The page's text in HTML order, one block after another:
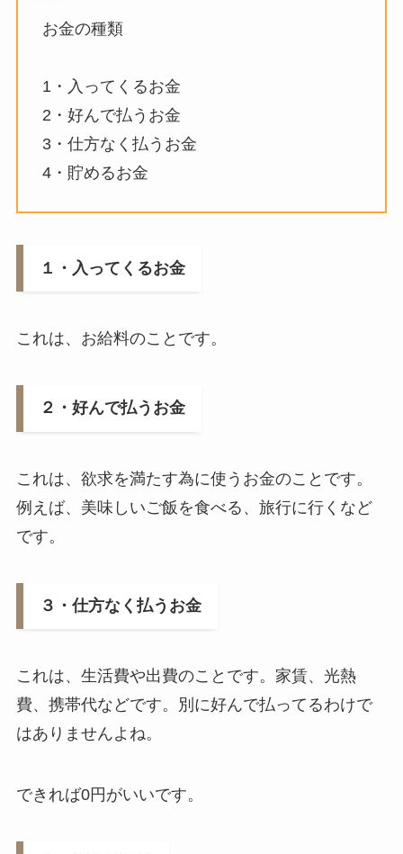
お金の種類
1・入ってくるお金
2・好んで払うお金
3・仕方なく払うお金
4・貯めるお金
１・入ってくるお金
これは、お給料のことです。
２・好んで払うお金
これは、欲求を満たす為に使うお金のことです。
例えば、美味しいご飯を食べる、旅行に行くなど
です。
３・仕方なく払うお金
これは、生活費や出費のことです。家賃、光熱
費、携帯代などです。別に好んで払ってるわけで
はありませんよね。
できれば0円がいいです。